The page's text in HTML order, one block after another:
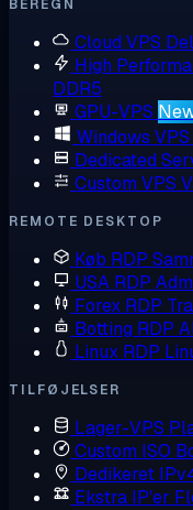
BEREGN
Cloud VPS
High
DDR5
GPU-VPS
Windows VPS
Dedicated
Custom VPS
REMOTE DESKTOP
Køb RDP
USA RDP
Forex RDP
Botting RDP
Linux RDP
TILFØJELSER
Lager-VPS
Custom ISO
Dedikeret
Ekstra IP'er